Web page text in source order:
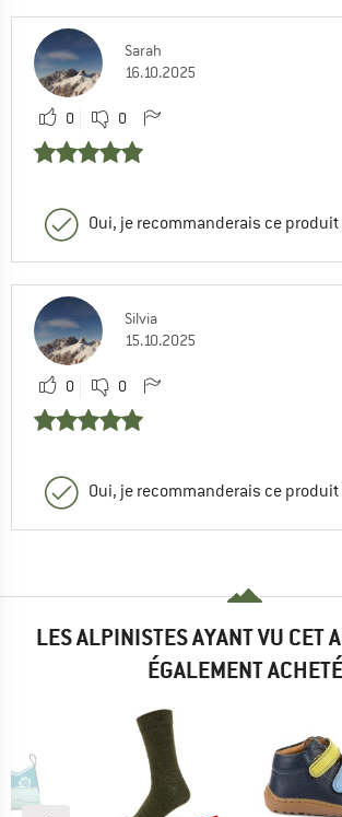
Sarah
16.10.2025
0 0
Oui, je recommanderais ce
Silvia
15.10.2025
0 0
Oui, je recommanderais ce
LES ALPINISTES AYANT VU CET
ÉGALEMENT ACHETÉ